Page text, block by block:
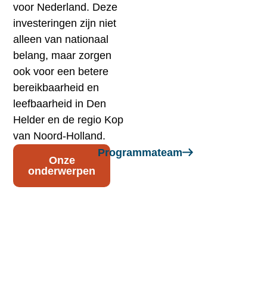
voor Nederland. Deze
investeringen zijn niet
alleen van nationaal
belang, maar zorgen
ook voor een betere
bereikbaarheid en
leefbaarheid in Den
Helder en de regio Kop
van Noord-Holland.
Onze
onderwerpen
Programmateam